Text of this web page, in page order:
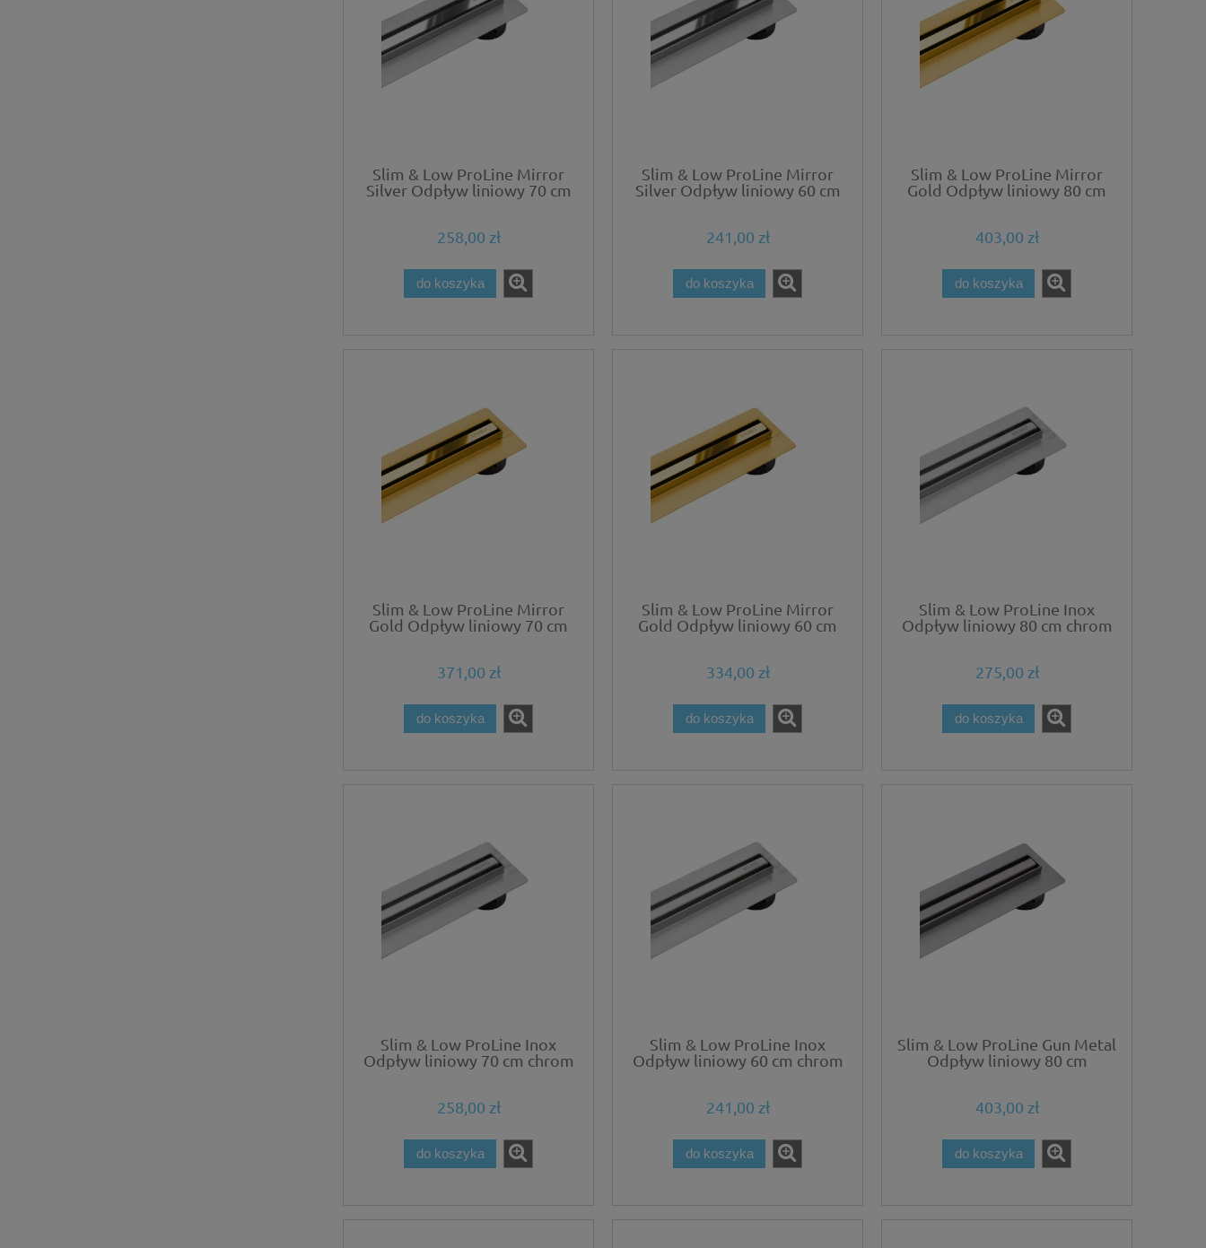
Slim & Low ProLine Mirror
Silver Odpływ liniowy 70 cm
258,00 zł
do koszyka
Slim & Low ProLine Mirror
Silver Odpływ liniowy 60 cm
241,00 zł
do koszyka
Slim & Low ProLine Mirror
Gold Odpływ liniowy 80 cm
403,00 zł
do koszyka
Slim & Low ProLine Mirror
Gold Odpływ liniowy 70 cm
371,00 zł
do koszyka
Slim & Low ProLine Mirror
Gold Odpływ liniowy 60 cm
334,00 zł
do koszyka
Slim & Low ProLine Inox
Odpływ liniowy 80 cm chrom
275,00 zł
do koszyka
Slim & Low ProLine Inox
Odpływ liniowy 70 cm chrom
258,00 zł
do koszyka
Slim & Low ProLine Inox
Odpływ liniowy 60 cm chrom
241,00 zł
do koszyka
Slim & Low ProLine Gun Metal
Odpływ liniowy 80 cm
403,00 zł
do koszyka